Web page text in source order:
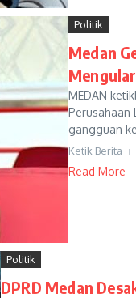
Politik
Medan
MEDAN
Perusahaan
gangguan
Ketik Berita
Read More
Politik
DPRD Medan